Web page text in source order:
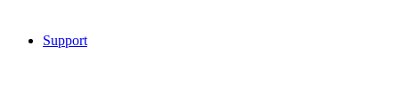
Support